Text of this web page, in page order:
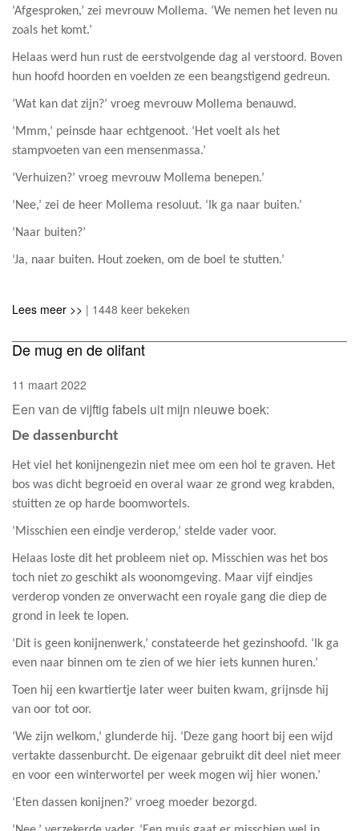
‘Afgesproken,’ zei mevrouw Mollema. ‘We nemen het leven nu
zoals het komt.’
Helaas werd hun rust de eerstvolgende dag al verstoord. Boven
hun hoofd hoorden en voelden ze een beangstigend gedreun.
‘Wat kan dat zijn?’ vroeg mevrouw Mollema benauwd.
‘Mmm,’ peinsde haar echtgenoot. ‘Het voelt als het
stampvoeten van een mensenmassa.’
‘Verhuizen?’ vroeg mevrouw Mollema benepen.’
‘Nee,’ zei de heer Mollema resoluut. ‘Ik ga naar buiten.’
‘Naar buiten?’
‘Ja, naar buiten. Hout zoeken, om de boel te stutten.’
Lees meer >> | 1448 keer bekeken
De mug en de olifant
11 maart 2022
Een van de vijftig fabels uit mijn nieuwe boek:
De dassenburcht
Het viel het konijnengezin niet mee om een hol te graven. Het
bos was dicht begroeid en overal waar ze grond weg krabden,
stuitten ze op harde boomwortels.
‘Misschien een eindje verderop,’ stelde vader voor.
Helaas loste dit het probleem niet op. Misschien was het bos
toch niet zo geschikt als woonomgeving. Maar vijf eindjes
verderop vonden ze onverwacht een royale gang die diep de
grond in leek te lopen.
‘Dit is geen konijnenwerk,’ constateerde het gezinshoofd. ‘Ik ga
even naar binnen om te zien of we hier iets kunnen huren.’
Toen hij een kwartiertje later weer buiten kwam, grijnsde hij
van oor tot oor.
‘We zijn welkom,’ glunderde hij. ‘Deze gang hoort bij een wijd
vertakte dassenburcht. De eigenaar gebruikt dit deel niet meer
en voor een winterwortel per week mogen wij hier wonen.’
‘Eten dassen konijnen?’ vroeg moeder bezorgd.